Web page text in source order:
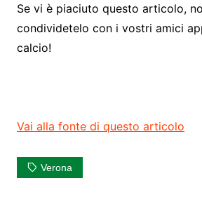
Se vi è piaciuto questo articolo,
condividetelo con i vostri amici
calcio!
Vai alla fonte di questo articolo
Verona